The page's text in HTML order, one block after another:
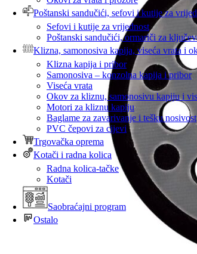
Poštanski sandučići, sefovi i kutije za
Sefovi i kutije za vrijednost
Poštanski sandučići, ormariči za
Klizna, samonosiva kapija, viseća vrata i
Klizna kapija i pribor
Samonosiva – konzolna kapija i pribor
Viseća vrata
Okov za kliznu, samonosivu kapiju i
Motori za kliznu kapiju
Baglame za zavarivanje i tešku nosivost
PVC čepovi za cijevi
Trgovačka oprema
Kotači i radna kolica
Radna kolica-tačke
Kotači
Saobraćajni program
Ostalo